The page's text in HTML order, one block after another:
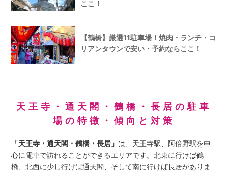
ここ！
【鶴橋】厳選11駐車場！焼肉・ランチ・コ
リアンタウンで安い・予約ならここ！
天王寺・通天閣・鶴橋・長居の駐車
場の特徴・傾向と対策
「天王寺・通天閣・鶴橋・長居」 は、天王寺駅、阿倍野駅を中
心に電車で訪れることができるエリアです。北東に行けば鶴
橋、北西に少し行けば通天閣、そして南に行けば長居がありま